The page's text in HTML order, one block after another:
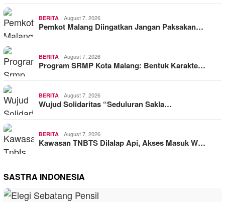
BERITA August 7, 2026
Pemkot Malang Diingatkan Jangan Paksakan…
BERITA August 7, 2026
Program SRMP Kota Malang: Bentuk Karakte…
BERITA August 7, 2026
Wujud Solidaritas “Seduluran Sakla…
BERITA August 7, 2026
Kawasan TNBTS Dilalap Api, Akses Masuk W…
SASTRA INDONESIA